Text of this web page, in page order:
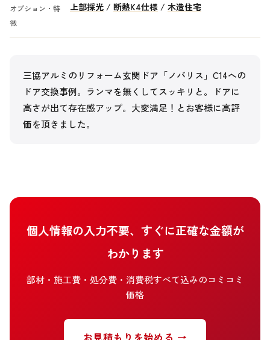
オプション・特
徴
上部採光 / 断熱K4仕様 / 木造住宅
三協アルミのリフォーム玄関ドア「ノバリス」C14への
ドア交換事例。ランマを無くしてスッキリと。ドアに
高さが出て存在感アップ。大変満足！とお客様に高評
価を頂きました。
個人情報の入力不要、すぐに正確な金額が
わかります
部材・施工費・処分費・消費税すべて込みのコミコミ
価格
お見積もりを始める →